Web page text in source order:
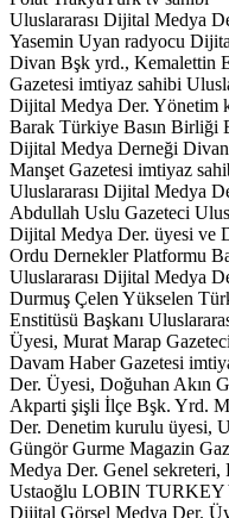
Uluslararası Dijital Medya
Yasemin Uyan radyocu
Divan Bşk yrd., Kemalettin
Gazetesi imtiyaz sahibi
Dijital Medya Der. Yönetim
Barak Türkiye Basın Birliği
Dijital Medya Derneği
Manşet Gazetesi imtiyaz
Uluslararası Dijital Medya
Abdullah Uslu Gazeteci
Dijital Medya Der. üyesi ve
Ordu Dernekler Platformu
Uluslararası Dijital Medya
Durmuş Çelen Yükselen
Enstitüsü Başkanı
Üyesi, Murat Marap
Davam Haber Gazetesi
Der. Üyesi, Doğuhan Akın
Akparti şişli İlçe Bşk. Yrd.
Der. Denetim kurulu üyesi,
Güngör Gurme Magazin
Medya Der. Genel sekreteri,
Ustaoğlu LOBIN TURKEY
Dijital Görsel Medya Der.